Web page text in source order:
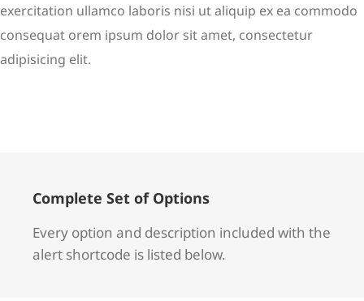
exercitation ullamco laboris nisi ut aliquip ex ea commodo
consequat orem ipsum dolor sit amet, consectetur
adipisicing elit.
Complete Set of Options
Every option and description included with the
alert shortcode is listed below.